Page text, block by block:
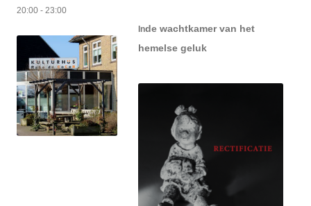
20:00 - 23:00
Inde wachtkamer van het
hemelse geluk